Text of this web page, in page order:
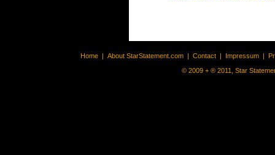
Home | About StarStatement.com | Contact | Impressum |
© 2009 + ® 2011, Star